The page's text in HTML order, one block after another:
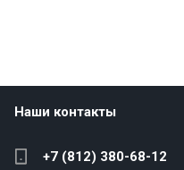
Наши контакты
+7 (812) 380-68-12